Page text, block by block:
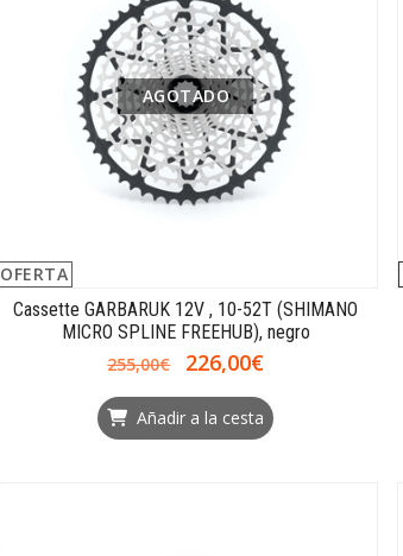
OFERTA
AGOTADO
Cassette GARBARUK 12V , 10-52T (SHIMANO
MICRO SPLINE FREEHUB), negro
255,00€
226,00€
Añadir a la cesta